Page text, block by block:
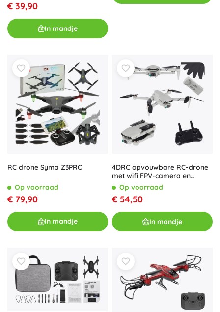
€ 39,90
In mandje
RC drone Syma Z3PRO
Op voorraad
€ 79,90
In mandje
4DRC opvouwbare RC-drone
met wifi FPV-camera en
borstelloze motor
Op voorraad
€ 54,50
In mandje